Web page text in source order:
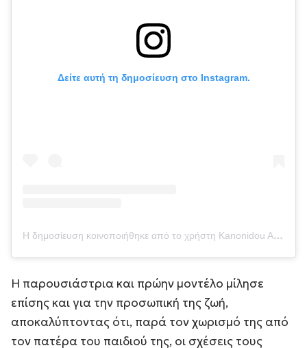
Δείτε αυτή τη δημοσίευση στο Instagram.
Η δημοσίευση κοινοποιήθηκε από το χρήστη Kanonidou Aggeliki (@kanonidouaggeliki)
Η παρουσιάστρια και πρώην μοντέλο μίλησε
επίσης και για την προσωπική της ζωή,
αποκαλύπτοντας ότι, παρά τον χωρισμό της από
τον πατέρα του παιδιού της, οι σχέσεις τους